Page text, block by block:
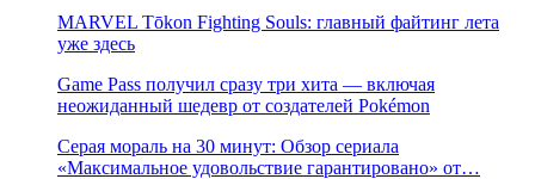
MARVEL Tōkon Fighting Souls: главный файтинг лета
уже здесь
Game Pass получил сразу три хита — включая
неожиданный шедевр от создателей Pokémon
Серая мораль на 30 минут: Обзор сериала
«Максимальное удовольствие гарантировано» от…